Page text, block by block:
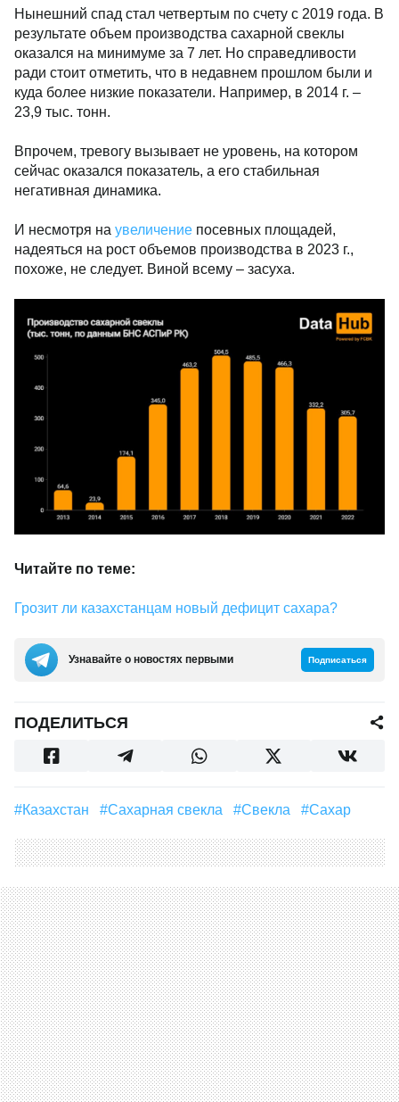
Нынешний спад стал четвертым по счету с 2019 года. В
результате объем производства сахарной свеклы
оказался на минимуме за 7 лет. Но справедливости
ради стоит отметить, что в недавнем прошлом были и
куда более низкие показатели. Например, в 2014 г. –
23,9 тыс. тонн.
Впрочем, тревогу вызывает не уровень, на котором
сейчас оказался показатель, а его стабильная
негативная динамика.
И несмотря на увеличение посевных площадей,
надеяться на рост объемов производства в 2023 г.,
похоже, не следует. Виной всему – засуха.
Читайте по теме:
Грозит ли казахстанцам новый дефицит сахара?
Узнавайте о новостях первыми Подписаться
ПОДЕЛИТЬСЯ
#Казахстан #сахарная свекла #свекла #сахар